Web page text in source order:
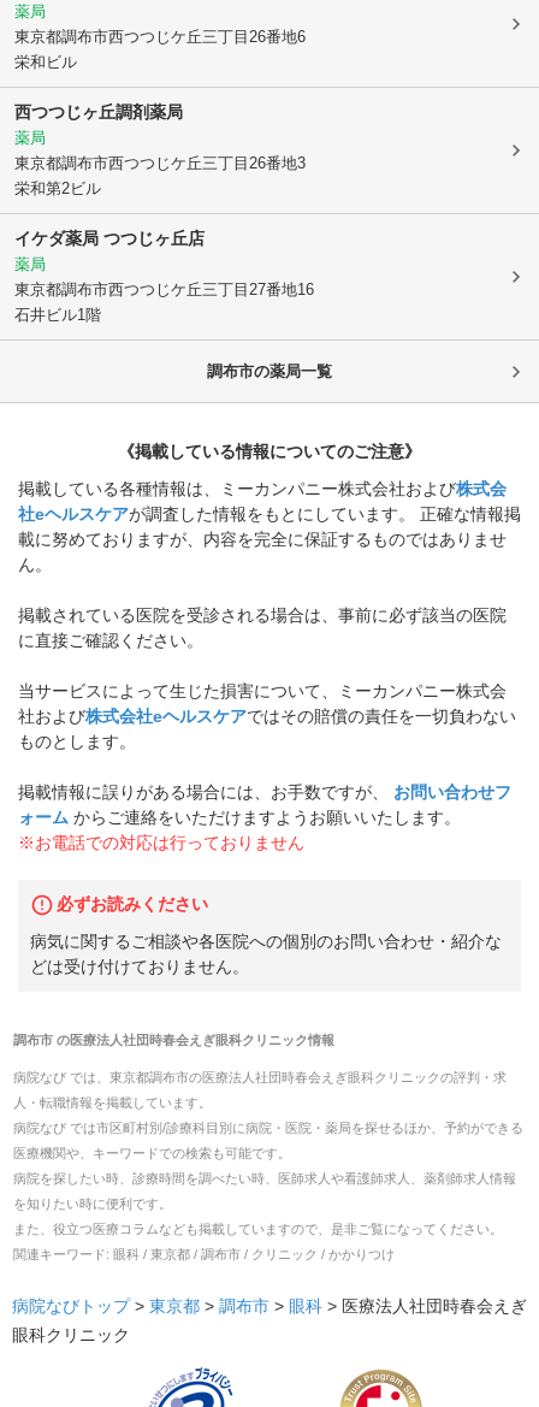
薬局
東京都調布市西つつじケ丘三丁目26番地6
栄和ビル
西つつじヶ丘調剤薬局
薬局
東京都調布市西つつじケ丘三丁目26番地3
栄和第2ビル
イケダ薬局 つつじヶ丘店
薬局
東京都調布市西つつじケ丘三丁目27番地16
石井ビル1階
調布市の薬局一覧
《掲載している情報についてのご注意》
掲載している各種情報は、ミーカンパニー株式会社および株式会
社eヘルスケアが調査した情報をもとにしています。 正確な情報掲
載に努めておりますが、内容を完全に保証するものではありませ
ん。
掲載されている医院を受診される場合は、事前に必ず該当の医院
に直接ご確認ください。
当サービスによって生じた損害について、ミーカンパニー株式会
社および株式会社eヘルスケアではその賠償の責任を一切負わない
ものとします。
掲載情報に誤りがある場合には、お手数ですが、
お問い合わせフ
ォーム からご連絡をいただけますようお願いいたします。
※お電話での対応は行っておりません
必ずお読みください
病気に関するご相談や各医院への個別のお問い合わせ・紹介な
どは受け付けておりません。
調布市の医療法人社団時春会えぎ眼科クリニック情報
病院なび では、 東京都調布市の医療法人社団時春会えぎ眼科クリニックの評判・求
人・転職情報を掲載しています。
病院なび では市区町村別/診療科目別に病院・医院・薬局を探せるほか、予約ができる
医療機関や、キーワードでの検索も可能です。
病院を探したい時、診療時間を調べたい時、医師求人や看護師求人、薬剤師求人情報
を知りたい時に便利です。
また、役立つ医療コラムなども掲載していますので、是非ご覧になってください。
関連キーワード: 眼科 / 東京都 / 調布市 / クリニック / かかりつけ
病院なびトップ > 東京都 > 調布市 > 眼科 > 医療法人社団時春会えぎ
眼科クリニック